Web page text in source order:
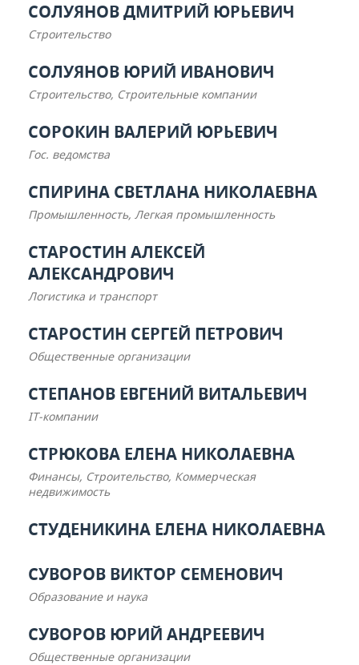
СОЛУЯНОВ ДМИТРИЙ ЮРЬЕВИЧ
Строительство
СОЛУЯНОВ ЮРИЙ ИВАНОВИЧ
Строительство, Строительные компании
СОРОКИН ВАЛЕРИЙ ЮРЬЕВИЧ
Гос. ведомства
СПИРИНА СВЕТЛАНА НИКОЛАЕВНА
Промышленность, Легкая промышленность
СТАРОСТИН АЛЕКСЕЙ
АЛЕКСАНДРОВИЧ
Логистика и транспорт
СТАРОСТИН СЕРГЕЙ ПЕТРОВИЧ
Общественные организации
СТЕПАНОВ ЕВГЕНИЙ ВИТАЛЬЕВИЧ
IT-компании
СТРЮКОВА ЕЛЕНА НИКОЛАЕВНА
Финансы, Строительство, Коммерческая
недвижимость
СТУДЕНИКИНА ЕЛЕНА НИКОЛАЕВНА
СУВОРОВ ВИКТОР СЕМЕНОВИЧ
Образование и наука
СУВОРОВ ЮРИЙ АНДРЕЕВИЧ
Общественные организации